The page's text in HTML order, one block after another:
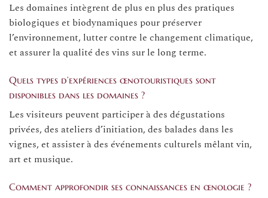
Les domaines intègrent de plus en plus des pratiques
biologiques et biodynamiques pour préserver
l’environnement, lutter contre le changement climatique,
et assurer la qualité des vins sur le long terme.
Quels types d’expériences œnotouristiques sont
disponibles dans les domaines ?
Les visiteurs peuvent participer à des dégustations
privées, des ateliers d’initiation, des balades dans les
vignes, et assister à des événements culturels mêlant vin,
art et musique.
Comment approfondir ses connaissances en œnologie ?